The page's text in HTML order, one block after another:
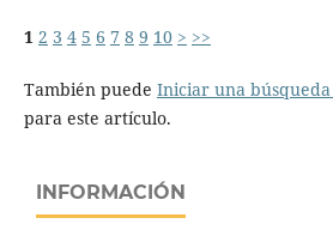
1 2 3 4 5 6 7 8 9 10 > >>
También puede Iniciar una
para este artículo.
INFORMACIÓN